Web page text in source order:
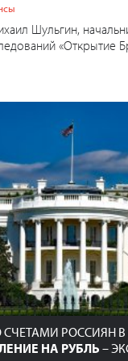
Шульгин,
«Открытие
СЧЕТАМИ РОССИЯН
НА РУБЛЬ –